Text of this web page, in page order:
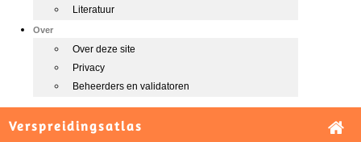
Literatuur
Over
Over deze site
Privacy
Beheerders en validatoren
Verspreidingsatlas